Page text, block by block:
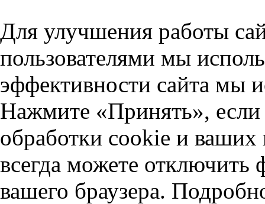
Для улучшения работы
пользователями мы
эффективности сайта мы
Нажмите «Принять», если
обработки cookie и
всегда можете отключить
вашего браузера.